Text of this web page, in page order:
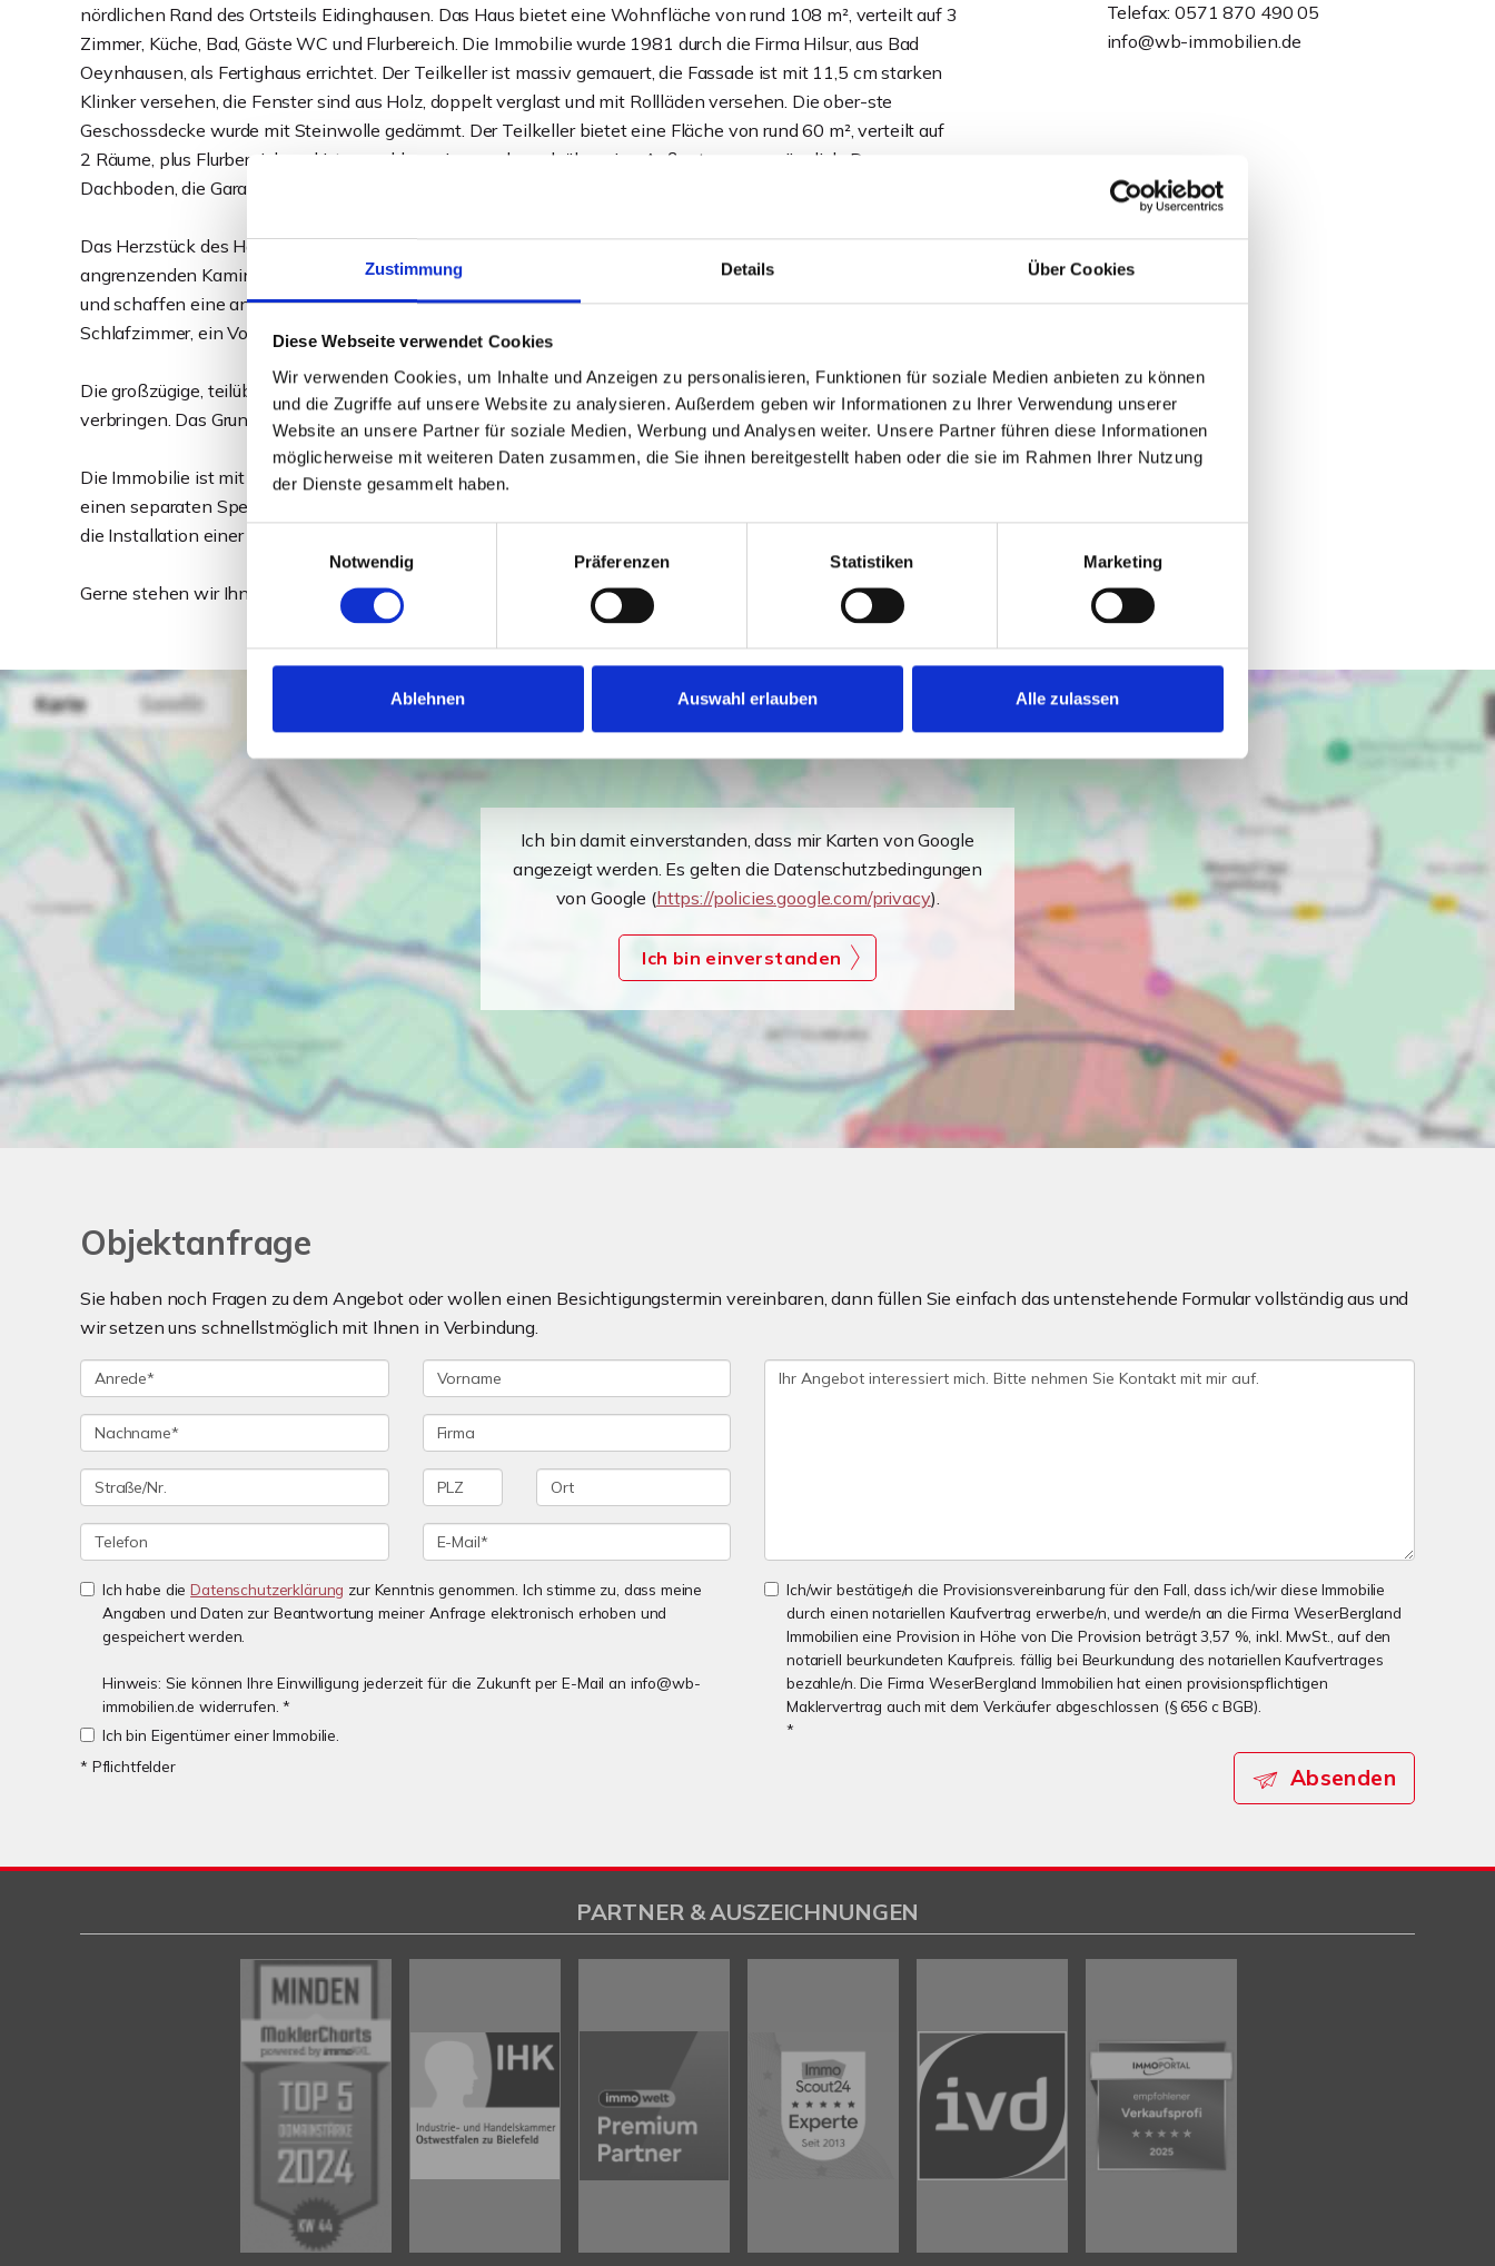
Zustimmung Details Über Cookies
Diese Webseite verwendet Cookies
Wir verwenden Cookies, um Inhalte und Anzeigen zu personalisieren, Funktionen für soziale Medien anbieten zu können
und die Zugriffe auf unsere Website zu analysieren. Außerdem geben wir Informationen zu Ihrer Verwendung unserer
Website an unsere Partner für soziale Medien, Werbung und Analysen weiter. Unsere Partner führen diese Informationen
möglicherweise mit weiteren Daten zusammen, die Sie ihnen bereitgestellt haben oder die sie im Rahmen Ihrer Nutzung
der Dienste gesammelt haben.
Notwendig
Präferenzen Statistiken Marketing
Ablehnen Auswahl erlauben Alle zulassen
nördlichen Rand des Ortsteils Eidinghausen. Das Haus bietet eine Wohnfläche von rund 108 m², verteilt auf 3
Zimmer, Küche, Bad, Gäste WC und Flurbereich. Die Immobilie wurde 1981 durch die Firma Hilsur, aus Bad
Oeynhausen, als Fertighaus errichtet. Der Teilkeller ist massiv gemauert, die Fassade ist mit 11,5 cm starken
Klinker versehen, die Fenster sind aus Holz, doppelt verglast und mit Rollläden versehen. Die ober-ste
Geschossdecke wurde mit Steinwolle gedämmt. Der Teilkeller bietet eine Fläche von rund 60 m², verteilt auf
2 Räume, plus Flurbereich und ist sowohl von innen als auch über eine Außentreppe zugänglich. Der
Dachboden, die Garage und ein kleiner Schuppen bieten zusätzlichen Raum für Lagerzwecke.
Das Herzstück des Hauses ist der besonders großzügige, offen gestaltete Ess- und Wohnbereich mit einem
angrenzenden Kaminzimmer. Große Fensterflächen gen Süden durchfluten die Räume mit natürlichem Licht
und schaffen eine angenehme Wohnatmosphäre. Der Küchenbereich grenzt direkt an den Essplatz an. Zwei
Schlafzimmer, ein Vollbad und ein Gäste-WC komplettieren den Grundriss.
Die großzügige, teilüberdachte Terrasse vor dem Essplatz lädt dazu ein, gesellige Stunden im Freien zu
verbringen. Das Grundstück bietet ausreichend Platz und ist zugleich sehr pflegeleicht angelegt worden.
Die Immobilie ist mit einer elektrischen Deckenheizung versehen. Die Warmwasseraufbereitung erfolgt über
einen separaten Speicher. Die Dachfläche zeigt eine perfekte Südausrichtung, wodurch gute Bedingungen für
die Installation einer PV-Anlage ergeben.
Gerne stehen wir Ihnen zu einem persönlichen Gesprächstermin oder einer Besichtigung zur Verfügung.
Telefax: 0571 870 490 05
info@wb-immobilien.de
Ich bin damit einverstanden, dass mir Karten von Google
angezeigt werden. Es gelten die Datenschutzbedingungen
von Google (https://policies.google.com/privacy).
Ich bin einverstanden
Objektanfrage
Sie haben noch Fragen zu dem Angebot oder wollen einen Besichtigungstermin vereinbaren, dann füllen Sie einfach das untenstehende Formular vollständig aus und
wir setzen uns schnellstmöglich mit Ihnen in Verbindung.
Ich habe dieDatenschutzerklärung zur Kenntnis genommen. Ich stimme zu, dass meine
Angaben und Daten zur Beantwortung meiner Anfrage elektronisch erhoben und
gespeichert werden.
Hinweis: Sie können Ihre Einwilligung jederzeit für die Zukunft per E-Mail an info@wb-
immobilien.de widerrufen. *
Ich bin Eigentümer einer Immobilie.
Ich/wir bestätige/n die Provisionsvereinbarung für den Fall, dass ich/wir diese Immobilie
durch einen notariellen Kaufvertrag erwerbe/n, und werde/n an die Firma WeserBergland
Immobilien eine Provision in Höhe von Die Provision beträgt 3,57 %, inkl. MwSt., auf den
notariell beurkundeten Kaufpreis. fällig bei Beurkundung des notariellen Kaufvertrages
bezahle/n. Die Firma WeserBergland Immobilien hat einen provisionspflichtigen
Maklervertrag auch mit dem Verkäufer abgeschlossen (§ 656 c BGB).
*
* Pflichtfelder
Absenden
PARTNER & AUSZEICHNUNGEN